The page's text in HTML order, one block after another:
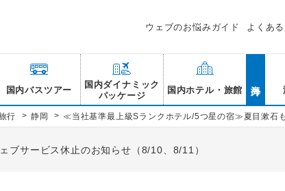
ウェブのお悩みガイド よくあ
国内バスツアー
国内ダイナミック
パッケージ
国内ホテル・旅館
行 > 静岡 > ≪当社基準最上級Sランクホテル/5つ星の宿≫夏目漱石
ブサービス休止のお知らせ（8/10、8/11）